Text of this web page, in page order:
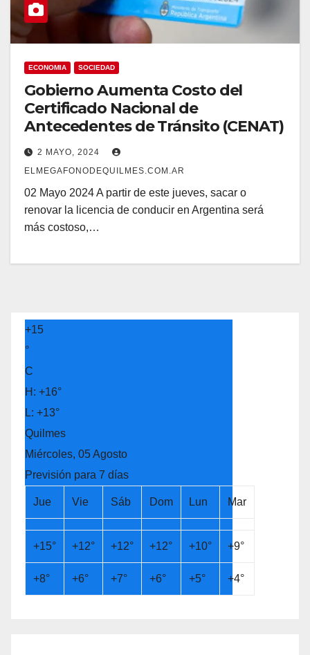
ECONOMIA SOCIEDAD
Gobierno Aumenta Costo del
Certificado Nacional de
Antecedentes de Tránsito (CENAT)
2 MAYO, 2024
ELMEGAFONODEQUILMES.COM.AR
02 Mayo 2024 A partir de este jueves, sacar o
renovar la licencia de conducir en Argentina será
más costoso,…
+15
°
C
H: +16°
L: +13°
Quilmes
Miércoles, 05 Agosto
Previsión para 7 días
Jue Vie Sáb Dom Lun Mar
+15° +12° +12° +12° +10° +9°
+8° +6° +7° +6° +5° +4°